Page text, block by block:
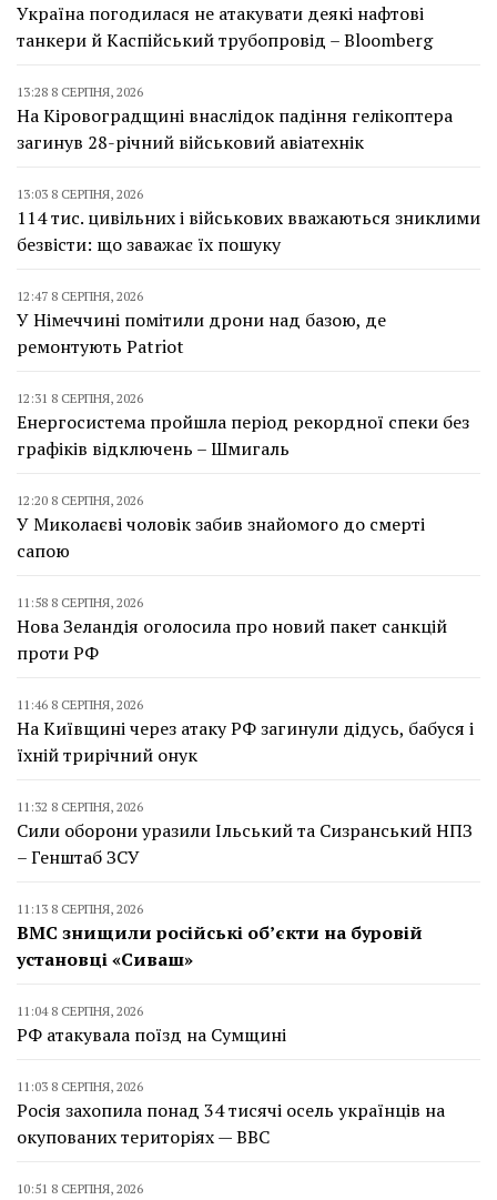
Україна погодилася не атакувати деякі нафтові
танкери й Каспійський трубопровід – Bloomberg
13:28 8 СЕРПНЯ, 2026
На Кіровоградщині внаслідок падіння гелікоптера
загинув 28-річний військовий авіатехнік
13:03 8 СЕРПНЯ, 2026
114 тис. цивільних і військових вважаються зниклими
безвісти: що заважає їх пошуку
12:47 8 СЕРПНЯ, 2026
У Німеччині помітили дрони над базою, де
ремонтують Patriot
12:31 8 СЕРПНЯ, 2026
Енергосистема пройшла період рекордної спеки без
графіків відключень – Шмигаль
12:20 8 СЕРПНЯ, 2026
У Миколаєві чоловік забив знайомого до смерті
сапою
11:58 8 СЕРПНЯ, 2026
Нова Зеландія оголосила про новий пакет санкцій
проти РФ
11:46 8 СЕРПНЯ, 2026
На Київщині через атаку РФ загинули дідусь, бабуся і
їхній трирічний онук
11:32 8 СЕРПНЯ, 2026
Сили оборони уразили Ільський та Сизранський НПЗ
– Генштаб ЗСУ
11:13 8 СЕРПНЯ, 2026
ВМС знищили російські об’єкти на буровій
установці «Сиваш»
11:04 8 СЕРПНЯ, 2026
РФ атакувала поїзд на Сумщині
11:03 8 СЕРПНЯ, 2026
Росія захопила понад 34 тисячі осель українців на
окупованих територіях — BBC
10:51 8 СЕРПНЯ, 2026